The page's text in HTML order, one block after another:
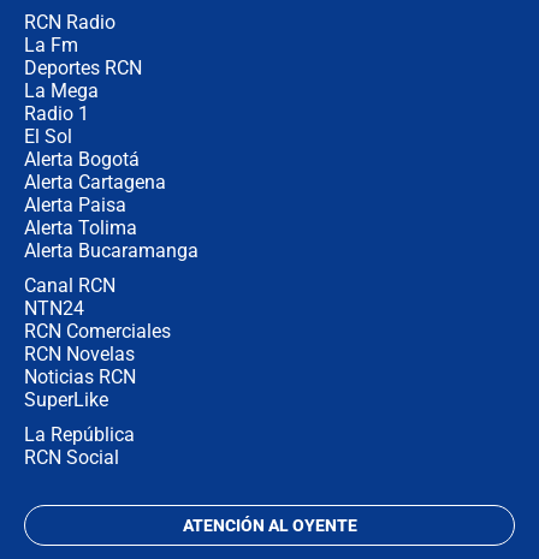
RCN Radio
La Fm
Deportes RCN
La Mega
Radio 1
El Sol
Alerta Bogotá
Alerta Cartagena
Alerta Paisa
Alerta Tolima
Alerta Bucaramanga
Canal RCN
NTN24
RCN Comerciales
RCN Novelas
Noticias RCN
SuperLike
La República
RCN Social
ATENCIÓN AL OYENTE